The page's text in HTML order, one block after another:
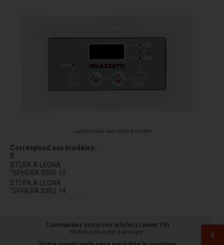
La photo peut varier selon le modèle
Correspond aux modèles:
S
STUFA A LEGNA
"SPHERA IDRO 10
STUFA A LEGNA
"SPHERA IDRO 14
Commandez votre/vos article(s) avant 15h
Numéro de colis à envoyer